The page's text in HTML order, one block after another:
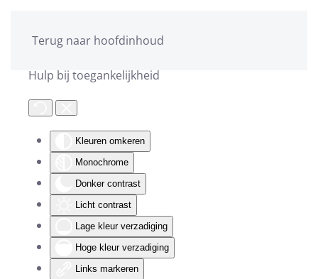
Hulp bij toegankelijkheid
Kleuren omkeren
Monochrome
Donker contrast
Licht contrast
Lage kleur verzadiging
Hoge kleur verzadiging
Links markeren
Terug naar hoofdinhoud